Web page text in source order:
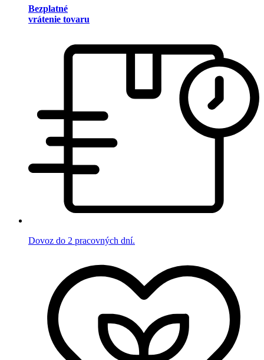
Bezplatné
vrátenie tovaru
Dovoz do 2 pracovných dní.